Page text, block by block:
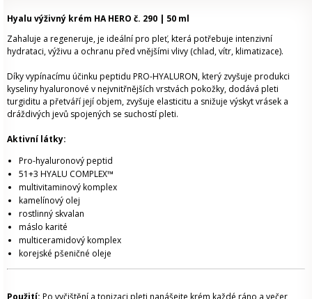
Hyalu výživný krém HA HERO č. 290 | 50 ml
Zahaluje a regeneruje, je ideální pro pleť, která potřebuje intenzivní
hydrataci, výživu a ochranu před vnějšími vlivy (chlad, vítr, klimatizace).
Díky vypínacímu účinku peptidu PRO-HYALURON, který zvyšuje produkci
kyseliny hyaluronové v nejvnitřnějších vrstvách pokožky, dodává pleti
turgiditu a přetváří její objem, zvyšuje elasticitu a snižuje výskyt vrásek a
dráždivých jevů spojených se suchostí pleti.
Aktivní látky:
Pro-hyaluronový peptid
51+3 HYALU COMPLEX™
multivitaminový komplex
kamelínový olej
rostlinný skvalan
máslo karité
multiceramidový komplex
korejské pšeničné oleje
Použití: Po vyčištění a tonizaci pleti nanášejte krém každé ráno a večer